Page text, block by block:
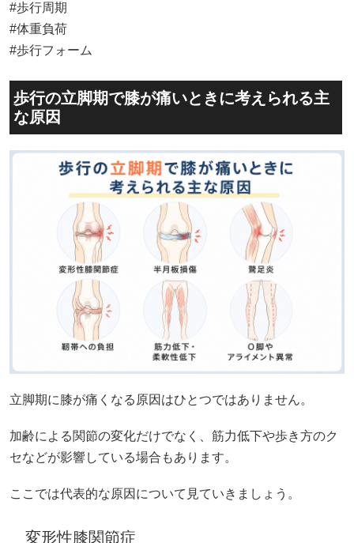
#歩行周期
#体重負荷
#歩行フォーム
歩行の立脚期で膝が痛いときに考えられる主
な原因
立脚期に膝が痛くなる原因はひとつではありません。
加齢による関節の変化だけでなく、筋力低下や歩き方のク
セなどが影響している場合もあります。
ここでは代表的な原因について見ていきましょう。
変形性膝関節症